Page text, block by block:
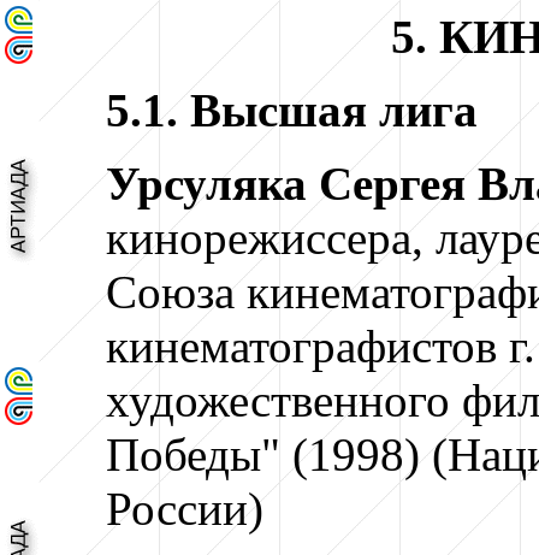
5.
5.1. Высшая лига
Урсуляка Сергея
кинорежиссера,
Союза
кинематографистов
художественного
Победы" (1998)
России)